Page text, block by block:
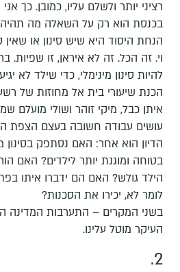
רציני יותר ולשלם עליו, כמובן. כך
בכנסת הוא רק על השאלה מה
הנחת היסוד היא שיש סינון או שאין
וי. זה הכל. זה לא איראן, זו שפיות.
להיות סינון מינימלי, כדי שילד לא
הכנת שיעורי בית אל מחוזות של
איתן כבל, מיקי זוהר ושולי מועלם
עושים עבודה חשובה בעצם הצפת
הדיון הוא אחר: האם נסתפק בסינון
בטוחה ומוגנת יותר לילדים? האם
הילד גולש? האם הם ידברו איתו
לומר לא, יכירו את הסכנות?
בשני המקרים – התערבות המדינה
העיקר מוטל עלינו.
2.